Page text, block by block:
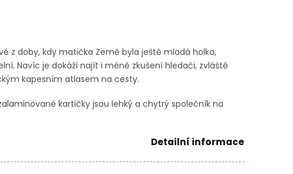
z doby, kdy matička Země byla ještě mladá holka,
Navíc je dokáží najít i méně zkušení hledači, zvláště
kapesním atlasem na cesty.
kartičky jsou lehký a chytrý společník na
Detailní informace